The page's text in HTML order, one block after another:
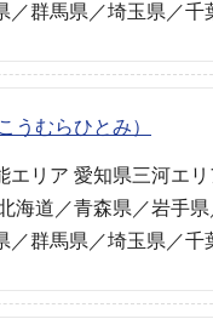
／群馬県／埼玉県／
うむらひとみ）
エリア 愛知県三河エ
海道／青森県／岩手
／群馬県／埼玉県／